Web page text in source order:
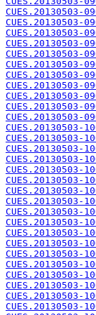
CUES.20130503-
CUES.20130503-
CUES.20130503-
CUES.20130503-
CUES.20130503-
CUES.20130503-
CUES.20130503-
CUES.20130503-
CUES.20130503-
CUES.20130503-
CUES.20130503-
CUES.20130503-
CUES.20130503-
CUES.20130503-
CUES.20130503-
CUES.20130503-
CUES.20130503-
CUES.20130503-
CUES.20130503-
CUES.20130503-
CUES.20130503-
CUES.20130503-
CUES.20130503-
CUES.20130503-
CUES.20130503-
CUES.20130503-
CUES.20130503-
CUES.20130503-
CUES.20130503-